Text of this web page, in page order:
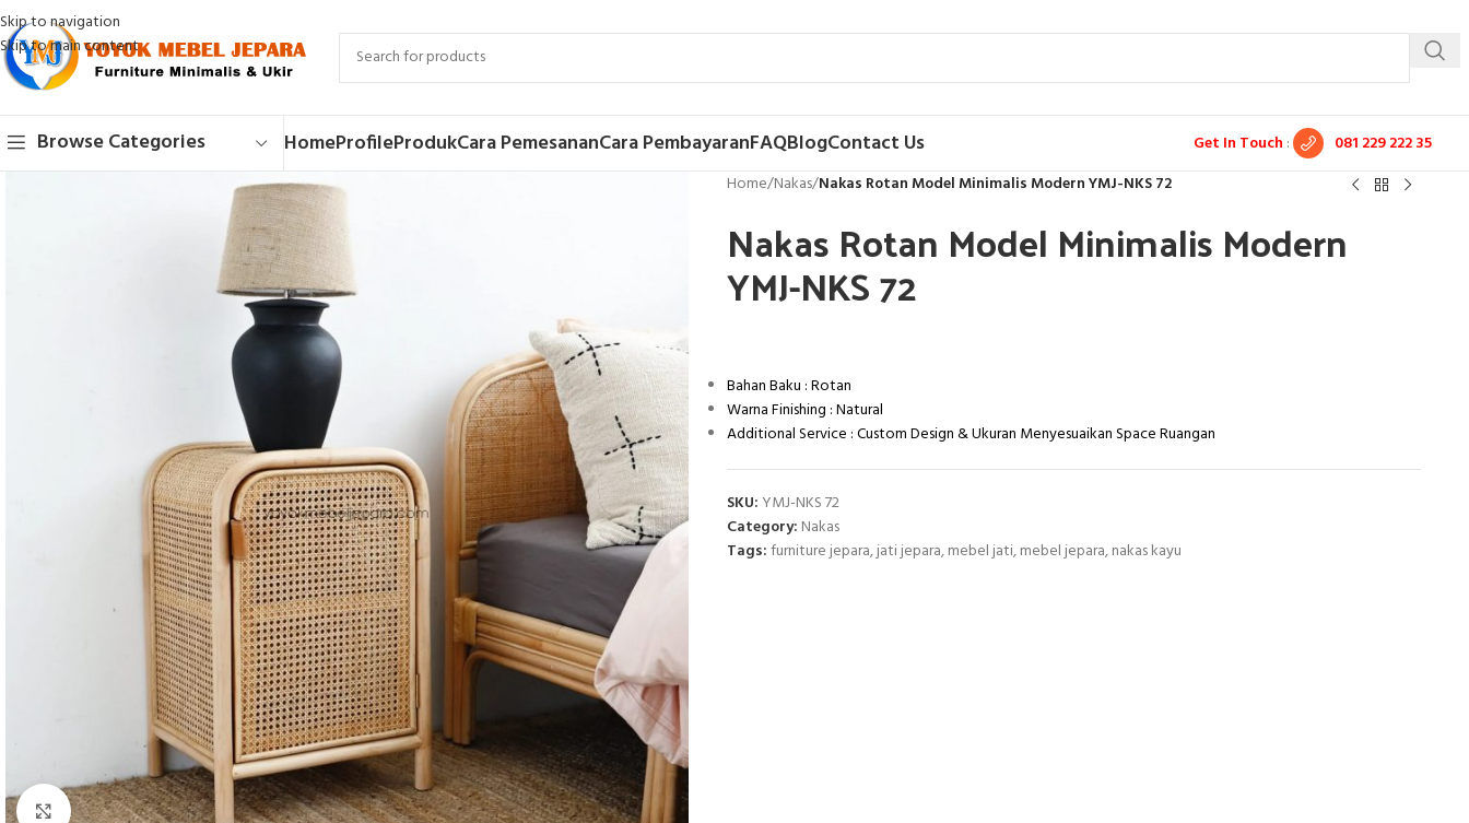
Skip to navigation
Skip to main content
Browse Categories HomeProfileProdukCara PemesananCara PembayaranFAQBlogContact Us Get In Touch : 081 229 222 35
Click to enlarge
Home/Nakas/Nakas Rotan Model Minimalis Modern YMJ-NKS 72
Nakas Rotan Model Minimalis Modern
YMJ-NKS 72
Bahan Baku : Rotan
Warna Finishing : Natural
Additional Service : Custom Design & Ukuran Menyesuaikan Space Ruangan
SKU: YMJ-NKS 72
Category: Nakas
Tags:furniture jepara,jati jepara,mebel jati,mebel jepara,nakas kayu